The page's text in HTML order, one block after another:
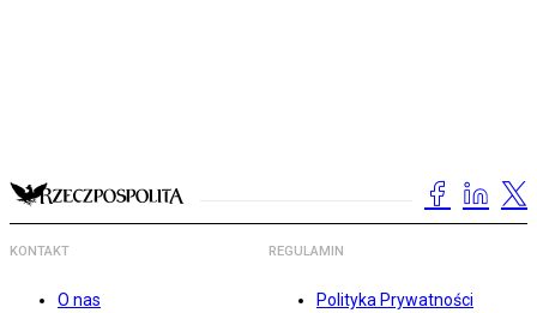
KONTAKT
O nas
REGULAMIN
Polityka Prywatności